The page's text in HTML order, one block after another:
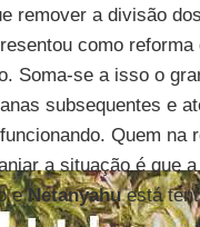
remover a divisão
como
Soma-se a isso o
subsequentes e
Quem na
a situação é que
eNetanyahuestá